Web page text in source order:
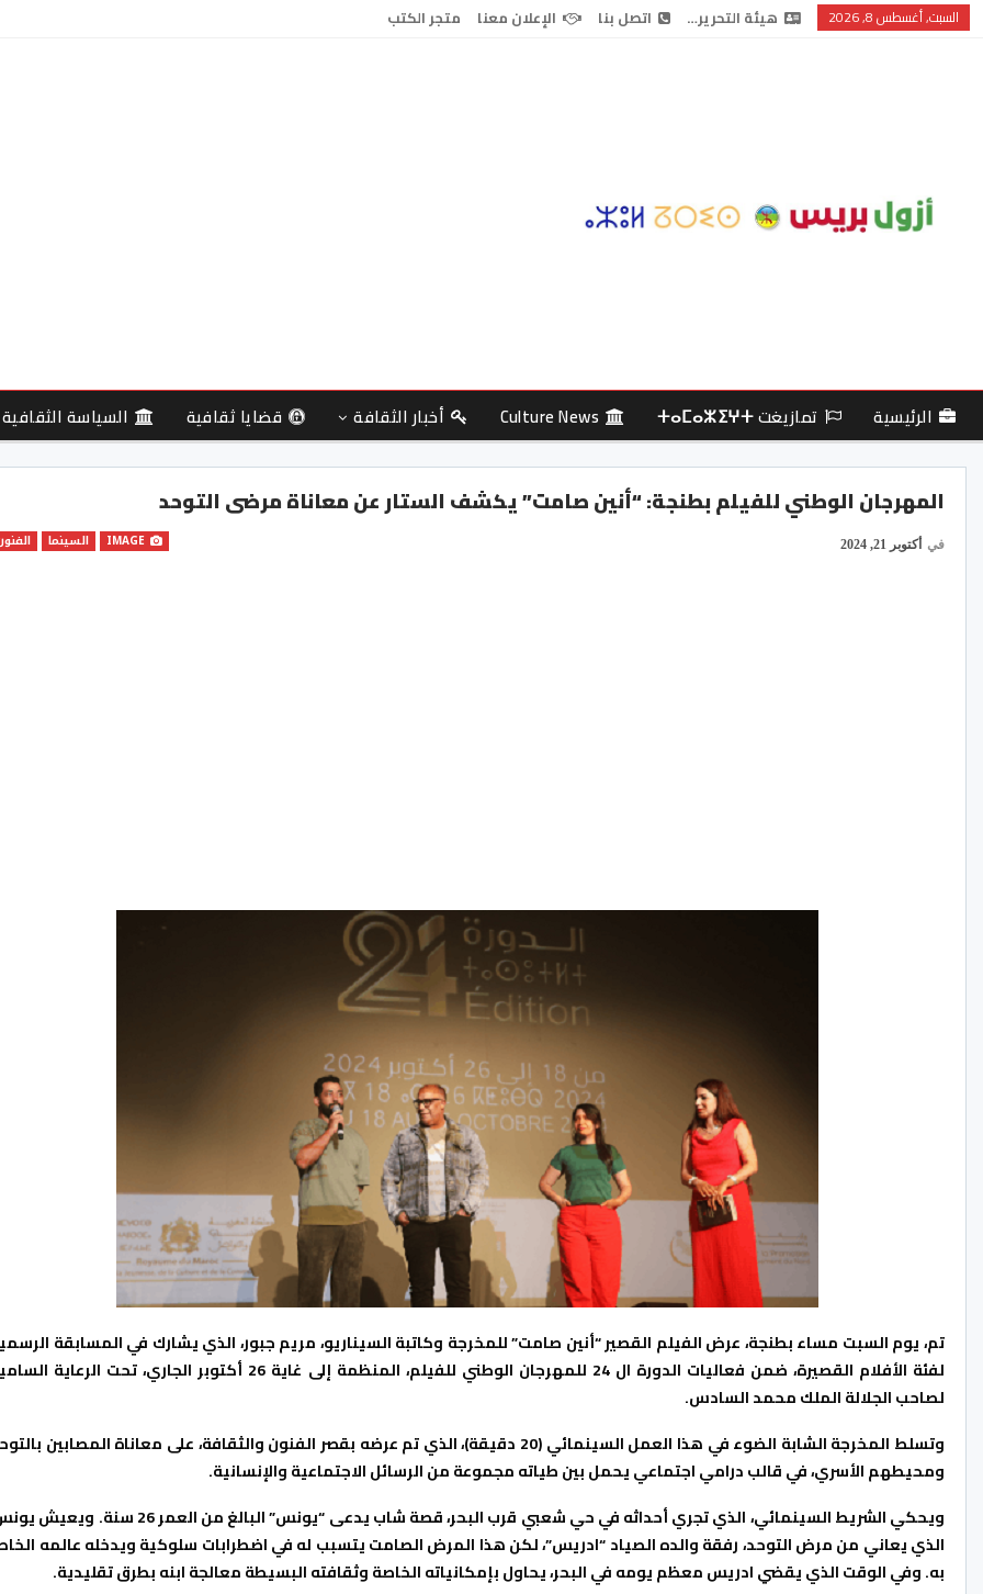
السبت, أغسطس 8, 2026 هيئة التحرير… اتصل بنا الإعلان معنا متجر الكتب
الرئيسية تمازيغت ⵜⴰⵎⴰⵣⵉⵖⵜ Culture News أخبار الثقافة قضايا ثقافية السياسة الثقافية
المهرجان الوطني للفيلم بطنجة: “أنين صامت” يكشف الستار عن معاناة مرضى التوحد
السينما في أكتوبر 21, 2024
تم، يوم السبت مساء بطنجة، عرض الفيلم القصير “أنين صامت” للمخرجة وكاتبة السيناريو، مريم جبور، الذي يشارك في المسابقة
لفئة الأفلام القصيرة، ضمن فعاليات الدورة ال 24 للمهرجان الوطني للفيلم، المنظمة إلى غاية 26 أكتوبر الجاري، تحت الرعاية
لصاحب الجلالة الملك محمد السادس.
وتسلط المخرجة الشابة الضوء في هذا العمل السينمائي (20 دقيقة)، الذي تم عرضه بقصر الفنون والثقافة، على معاناة المصابين
ومحيطهم الأسري، في قالب درامي اجتماعي يحمل بين طياته مجموعة من الرسائل الاجتماعية والإنسانية.
ويحكي الشريط السينمائي، الذي تجري أحداثه في حي شعبي قرب البحر، قصة شاب يدعى “يونس” البالغ من العمر 26
الذي يعاني من مرض التوحد، رفقة والده الصياد “ادريس”، لكن هذا المرض الصامت يتسبب له في اضطرابات سلوكية ويدخله عالمه
به. وفي الوقت الذي يقضي ادريس معظم يومه في البحر، يحاول بإمكانياته الخاصة وثقافته البسيطة معالجة ابنه بطرق تقليدية.